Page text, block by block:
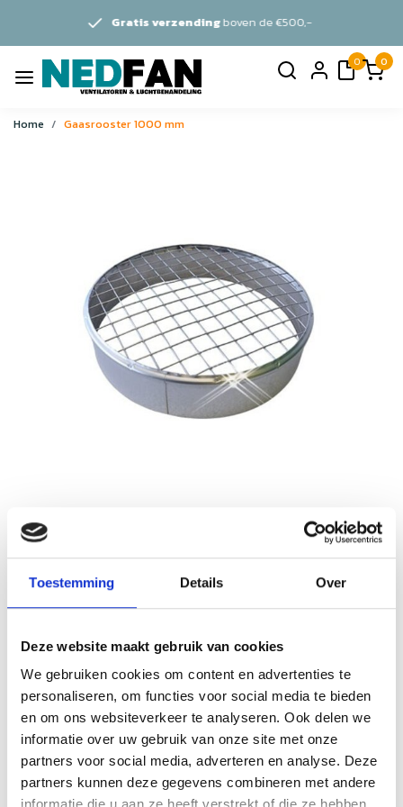
Toestemming Details Over
Deze website maakt gebruik van cookies
We gebruiken cookies om content en advertenties te
personaliseren, om functies voor social media te bieden
en om ons websiteverkeer te analyseren. Ook delen we
informatie over uw gebruik van onze site met onze
partners voor social media, adverteren en analyse. Deze
partners kunnen deze gegevens combineren met andere
Gratis verzendingboven de €500,-
0 0
Home Gaasrooster 1000 mm
Nedfan.NL
Gaasrooster 1000 mm
Schrijf je eigen review
Aantal
Toevoegen aan winkelwagen
Toevoegen aan offerte